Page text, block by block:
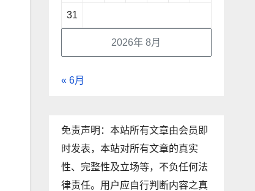
2026年 8月
31
« 6月
免责声明：本站所有文章由会员即
时发表，本站对所有文章的真实
性、完整性及立场等，不负任何法
律责任。用户应自行判断内容之真